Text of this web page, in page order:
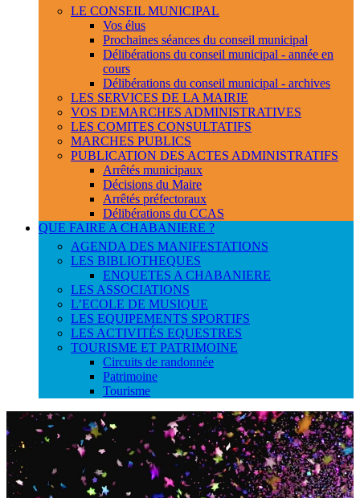
LE CONSEIL MUNICIPAL
Vos élus
Prochaines séances du conseil municipal
Délibérations du conseil municipal - année en
cours
Délibérations du conseil municipal - archives
LES SERVICES DE LA MAIRIE
VOS DEMARCHES ADMINISTRATIVES
LES COMITES CONSULTATIFS
MARCHES PUBLICS
PUBLICATION DES ACTES ADMINISTRATIFS
Arrêtés municipaux
Décisions du Maire
Arrêtés préfectoraux
Délibérations du CCAS
QUE FAIRE A CHABANIERE ?
AGENDA DES MANIFESTATIONS
LES BIBLIOTHEQUES
ENQUETES A CHABANIERE
LES ASSOCIATIONS
L’ECOLE DE MUSIQUE
LES EQUIPEMENTS SPORTIFS
LES ACTIVITÉS EQUESTRES
TOURISME ET PATRIMOINE
Circuits de randonnée
Patrimoine
Tourisme